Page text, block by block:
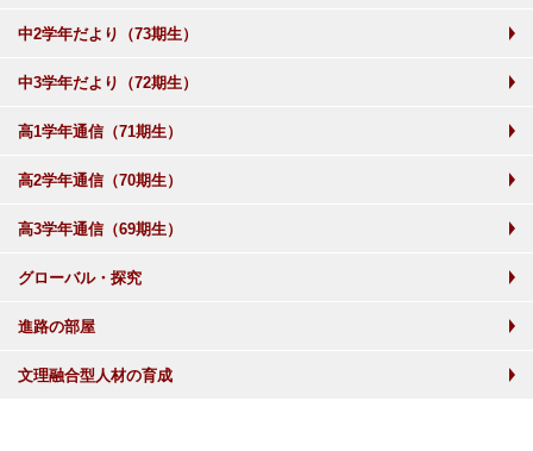
中2学年だより（73期生）
中3学年だより（72期生）
高1学年通信（71期生）
高2学年通信（70期生）
高3学年通信（69期生）
グローバル・探究
進路の部屋
文理融合型人材の育成